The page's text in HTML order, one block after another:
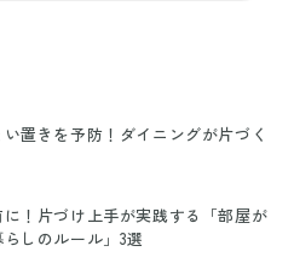
置きを予防！ダイニングが片づく
！片づけ上手が実践する「部屋が
しのルール」3選